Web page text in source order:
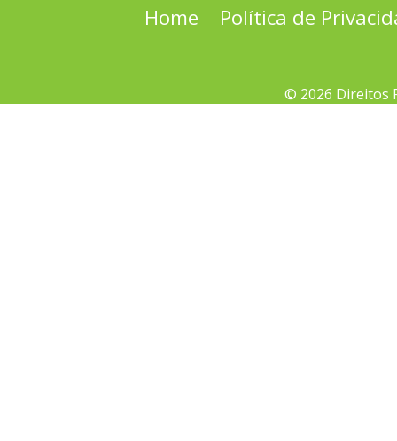
Home Política de
© 2026 Direitos